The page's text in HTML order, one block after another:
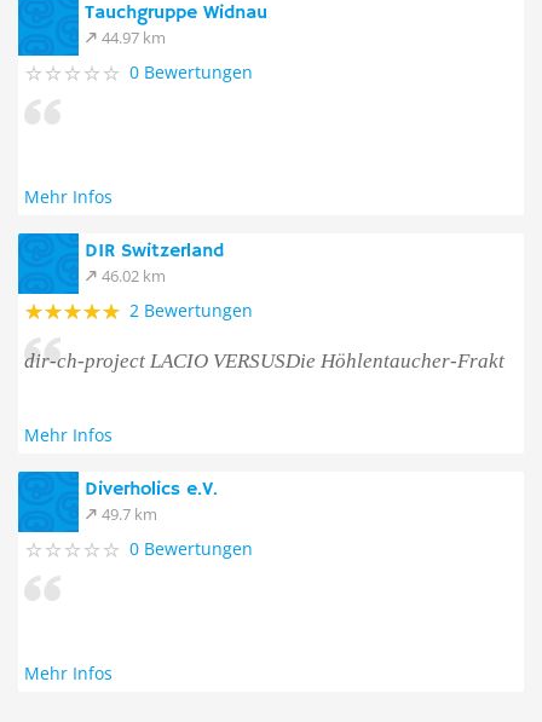
Tauchgruppe Widnau
44.97 km
0 Bewertungen
Mehr Infos
DIR Switzerland
46.02 km
2 Bewertungen
dir-ch-project LACIO VERSUSDie Höhlentaucher-Frakt
Mehr Infos
Diverholics e.V.
49.7 km
0 Bewertungen
Mehr Infos